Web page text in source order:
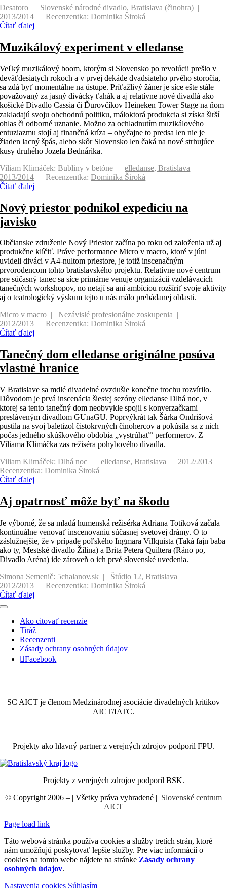
Desatoro
Slovenské národné divadlo, Bratislava (činohra)
2013/2014
Recenzentka:Dominika Široká
Čítať ďalej
Muzikálový experiment v elledanse
Veľký muzikálový boom, ktorým si Slovensko po revolúcii prešlo v
deväťdesiatych rokoch a v prvej dekáde dvadsiateho prvého storočia,
sa zdá byť momentálne na ústupe. Príťažlivý žáner je síce ešte stále
považovaný za jasný divácky ťahák a aj relatívne nové divadlá ako
košické Divadlo Cassia či Ďurovčíkov Heineken Tower Stage na ňom
zakladajú svoju obchodnú politiku, máloktorá produkcia si získa širší
ohlas či odborné uznanie. Možno za ochladnutím muzikálového
entuziazmu stojí aj finančná kríza – obyčajne to predsa len nie je
žiaden lacný špás, alebo skôr Slovensko len čaká na nové strhujúce
kusy druhého Jozefa Bednárika.
Viliam Klimáček: Bubliny v betóne
elledanse, Bratislava
2013/2014
Recenzentka:Dominika Široká
Čítať ďalej
Nový priestor podnikol expedíciu na
javisko
Občianske združenie Nový Priestor začína po roku od založenia už aj
produkčne klíčiť. Práve performance Micro v macro, ktoré v júni
uvideli diváci v A4-nultom priestore, je totiž inscenačným
prvorodencom tohto bratislavského projektu. Relatívne nové centrum
pre súčasný tanec sa síce primárne venuje organizácii vzdelávacích
tanečných workshopov, no netají sa ani ambíciou rozšíriť svoje aktivity
aj o teatrologický výskum tejto u nás málo prebádanej oblasti.
Micro v macro
Nezávislé profesionálne zoskupenia
2012/2013
Recenzentka:Dominika Široká
Čítať ďalej
Tanečný dom elledanse originálne posúva
vlastné hranice
V Bratislave sa mdlé divadelné ovzdušie konečne trochu rozvírilo.
Dôvodom je prvá inscenácia šiestej sezóny elledanse Dlhá noc, v
ktorej sa tento tanečný dom neobvykle spojil s konverzačkami
presláveným divadlom GUnaGU. Poprvýkrát tak Šárka Ondrišová
pustila na svoj baletizol čistokrvných činohercov a pokúsila sa z nich
počas jedného skúškového obdobia „vystrúhať“ performerov. Z
Viliama Klimáčka zas režiséra pohybového divadla.
Viliam Klimáček: Dlhá noc
elledanse, Bratislava
2012/2013
Recenzentka:Dominika Široká
Čítať ďalej
Aj opatrnosť môže byť na škodu
Je výborné, že sa mladá humenská režisérka Adriana Totiková začala
kontinuálne venovať inscenovaniu súčasnej svetovej drámy. O to
záslužnejšie, že v prípade poľského Ingmara Villquista (Taká fajn baba
ako ty, Mestské divadlo Žilina) a Brita Petera Quiltera (Ráno po,
Divadlo Aréna) ide zároveň o ich prvé slovenské uvedenia.
Simona Semenič: 5chalanov.sk
Štúdio 12, Bratislava
2012/2013
Recenzentka:Dominika Široká
Čítať ďalej
Toggle
NavigationAko citovať recenzie
Tiráž
Recenzenti
Zásady ochrany osobných údajov
Facebook
SC AICT je členom Medzinárodnej asociácie divadelných kritikov
AICT/IATC.
Projekty ako hlavný partner z verejných zdrojov podporil FPU.
Projekty z verejných zdrojov podporil BSK.
© Copyright 2006 – | Všetky práva vyhradené | Slovenské centrum
AICT
Page load link
Táto webová stránka používa cookies a služby tretích strán, ktoré
nám umožňujú poskytovať lepšie služby. Pre viac informácií o
cookies na tomto webe nájdete na stránke Zásady ochrany
osobných údajov.
Nastavenia cookies Súhlasím